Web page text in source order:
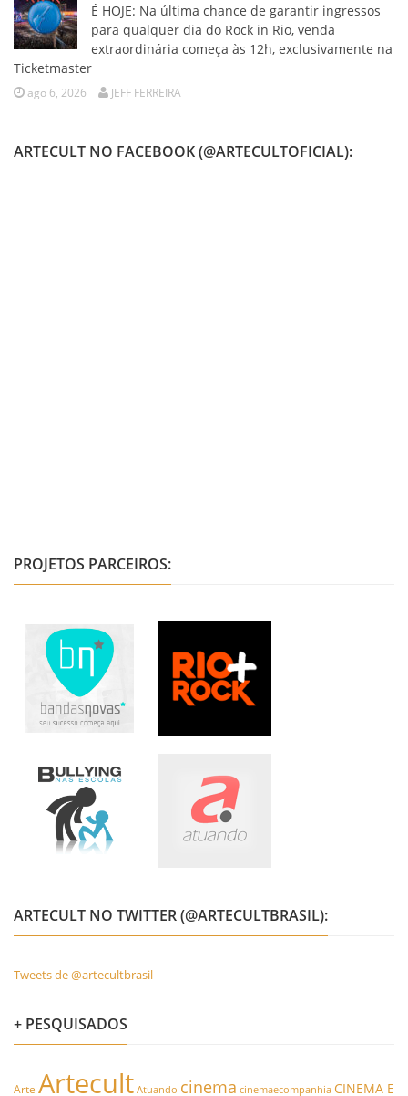
É HOJE: Na última chance de garantir ingressos
para qualquer dia do Rock in Rio, venda
extraordinária começa às 12h, exclusivamente na
Ticketmaster
ago 6, 2026 JEFF FERREIRA
ARTECULT NO FACEBOOK (@ARTECULTOFICIAL):
PROJETOS PARCEIROS:
ARTECULT NO TWITTER (@ARTECULTBRASIL):
Tweets de @artecultbrasil
+ PESQUISADOS
Arte Artecult Atuando cinema cinemaecompanhia CINEMA E